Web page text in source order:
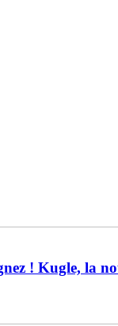
! Kugle, la